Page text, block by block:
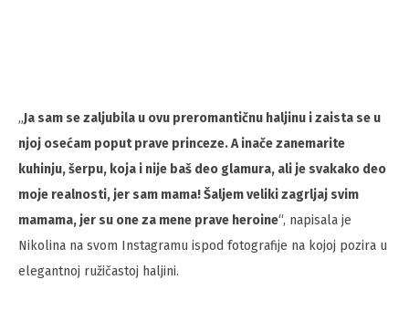
„Ja sam se zaljubila u ovu preromantičnu haljinu i zaista se u
njoj osećam poput prave princeze. A inače zanemarite
kuhinju, šerpu, koja i nije baš deo glamura, ali je svakako deo
moje realnosti, jer sam mama! Šaljem veliki zagrljaj svim
mamama, jer su one za mene prave heroine“, napisala je
Nikolina na svom Instagramu ispod fotografije na kojoj pozira u
elegantnoj ružičastoj haljini.